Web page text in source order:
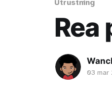
Utrustning
Rea
03 mar